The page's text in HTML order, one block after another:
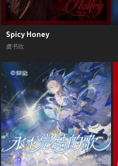
Spicy Honey
虞书欣